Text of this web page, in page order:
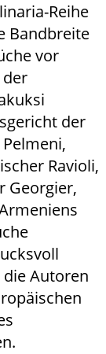
Reihe
Bandbreite
vor
der
der
Ravioli,
Georgier,
Autoren